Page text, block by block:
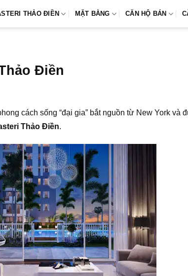
THẢO ĐIỀN MẶT BẰNG CĂN HỘ BÁN
Điền
cách sống “đại gia” bắt nguồn từ New York và
Thảo Điền.